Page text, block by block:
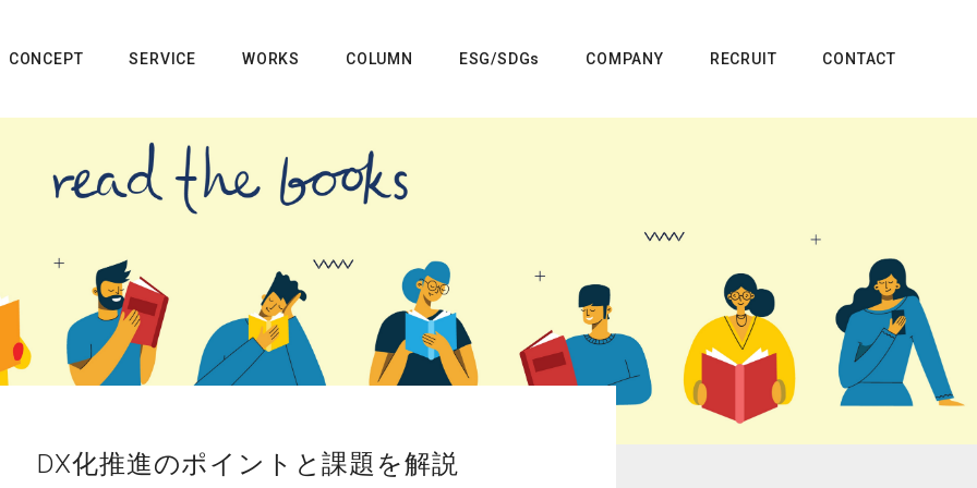
CONCEPT SERVICE WORKS COLUMN ESG/SDGs COMPANY RECRUIT CONTACT
DX化推進のポイントと課題を解説